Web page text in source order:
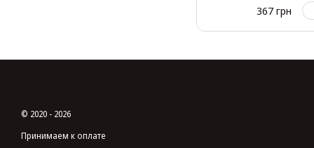
367 грн
© 2020 - 2026
Принимаем к оплате